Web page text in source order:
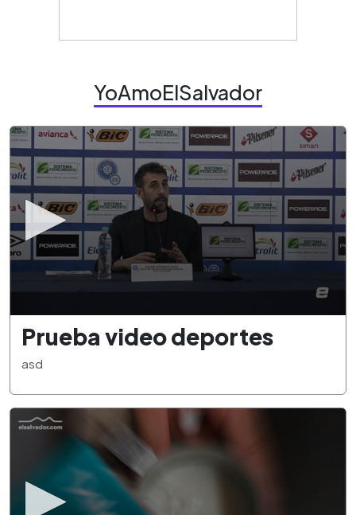
YoAmoElSalvador
seconds
minutes,
seconds
Prueba video deportes
asd